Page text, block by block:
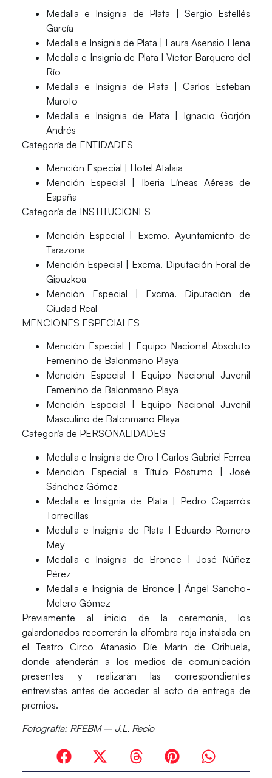
Medalla e Insignia de Plata | Sergio Estellés
García
Medalla e Insignia de Plata | Laura Asensio Llena
Medalla e Insignia de Plata | Víctor Barquero del
Río
Medalla e Insignia de Plata | Carlos Esteban
Maroto
Medalla e Insignia de Plata | Ignacio Gorjón
Andrés
Categoría de ENTIDADES
Mención Especial | Hotel Atalaia
Mención Especial | Iberia Líneas Aéreas de
España
Categoría de INSTITUCIONES
Mención Especial | Excmo. Ayuntamiento de
Tarazona
Mención Especial | Excma. Diputación Foral de
Gipuzkoa
Mención Especial | Excma. Diputación de
Ciudad Real
MENCIONES ESPECIALES
Mención Especial | Equipo Nacional Absoluto
Femenino de Balonmano Playa
Mención Especial | Equipo Nacional Juvenil
Femenino de Balonmano Playa
Mención Especial | Equipo Nacional Juvenil
Masculino de Balonmano Playa
Categoría de PERSONALIDADES
Medalla e Insignia de Oro | Carlos Gabriel Ferrea
Mención Especial a Título Póstumo | José
Sánchez Gómez
Medalla e Insignia de Plata | Pedro Caparrós
Torrecillas
Medalla e Insignia de Plata | Eduardo Romero
Mey
Medalla e Insignia de Bronce | José Núñez
Pérez
Medalla e Insignia de Bronce | Ángel Sancho-
Melero Gómez
Previamente al inicio de la ceremonia, los
galardonados recorrerán la alfombra roja instalada en
el Teatro Circo Atanasio Díe Marín de Orihuela,
donde atenderán a los medios de comunicación
presentes y realizarán las correspondientes
entrevistas antes de acceder al acto de entrega de
premios.
Fotografía: RFEBM – J.L. Recio